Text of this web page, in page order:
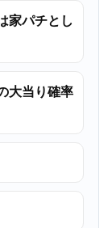
家パチとし
大当り確率